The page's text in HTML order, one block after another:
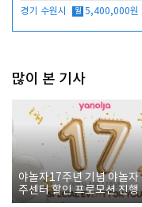
경기 수원시 월 5,400,000원
많이 본 기사
야놀자17주년 기념 야놀자
주센터 할인 프로모션 진행